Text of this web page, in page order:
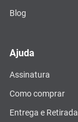
Blog
Ajuda
Assinatura
Como comprar
Entrega e Retirada